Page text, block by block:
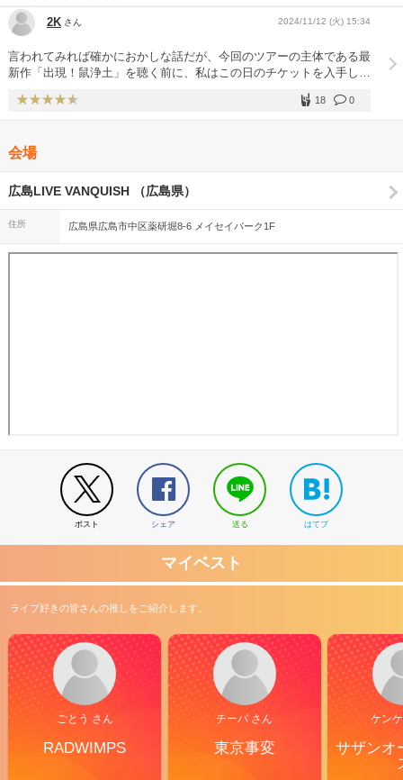
2K さん 2024/11/12 (火) 15:34
言われてみれば確かにおかしな話だが、今回のツアーの主体である最
新作「出現！鼠浄土」を聴く前に、私はこの日のチケットを入手して
すのが、キュウソネコカミのライブだ。仮に当日入手したとしても、
どんなタイミングであれ、楽しいのは間違いないのだが、特に今回は
さが根源にあるのは言うまでもない。 先行リリースされた「ネコカ
ミたい」の浸透率は、ワンマンならではの本領を発揮し、1曲目から
我々の心をつかんで離さない。そのままアルバム通りに続く「クライ
マックス同棲」、心地のよい軽快さに身を委ねることができる。広島
での3曲目は「ギリ昭和」。ヨコタさんの見せ場でもあるショルダー
キーボードの登場は、何億回観ても嬉しいものだが、なにより会場の
一体感がガチっと固まるのもこの曲の醍醐味。かと思えば、鬼気とし
なにも圧倒的で、一心不乱になれるものなのか。楽曲自体の構成には
すでに魅了されていたものの、今まで経験したことのない、キュウソ
ネコカミの新しい魅力に気づいてしまったかもしれない。 ここまで
の高揚感から一気に転じる「エキゾチックアニマル」。心に響く丁寧
な楽曲はもちろんだが、この緩急に動じることなく対応できるフロア
も特筆したい。大切に届けたい気持ちが宿る演奏と、それを真摯に受
け取りたい気持ちが交わる空間。そこに儚く浮かぶ残響すらも美しか
ゃない」は、キュウソネコカミにおける最先端の尖りか。個人的には
ス状態に陥った。 「KMDT25」「家」「ビビった」「DQN」、これ
ぞキュウソネコカミ！の連発に、フロアの熱狂も佳境に入る。「The
band」の大団円はそのままで、本編をきっちり締める「やってみよ
うぜヒーロー」の位置づけ。この曲の魅力が最大限に生きたセットリ
ストに、胸がいっぱいになった。yeah～～！とピースサインを掲げ
る自分は、さぞかし幸せな笑顔をしてるんじゃないかな。私だけじゃ
染みの「正義マン」は、満を持してアンコール1曲目。公開された
0
18
会場
広島LIVE VANQUISH （広島県）
住所 広島県広島市中区薬研堀8-6 メイセイパーク1F
ポスト シェア 送る はてブ
マイベスト
ライブ好きの皆さんの推しをご紹介します。
ごとう さん
RADWIMPS
チーバ さん
東京事変
ケン
サザンオ